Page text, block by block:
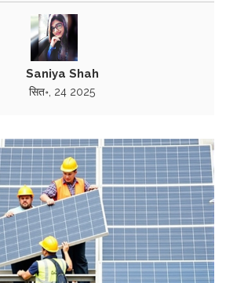
Saniya Shah
सित॰, 24 2025